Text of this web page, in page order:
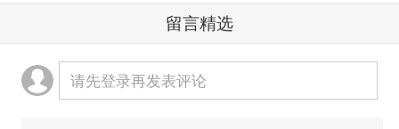
留言精选
请先登录再发表评论